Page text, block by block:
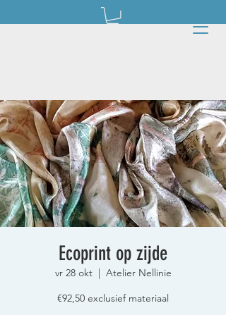
Ecoprint op zijde
vr 28 okt
  |
Atelier Nellinie
€92,50 exclusief materiaal